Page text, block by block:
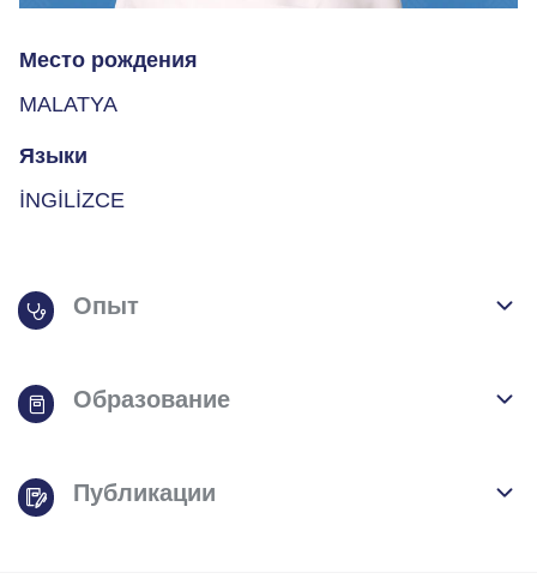
Место рождения
MALATYA
Языки
İNGİLİZCE
Опыт
Образование
Публикации